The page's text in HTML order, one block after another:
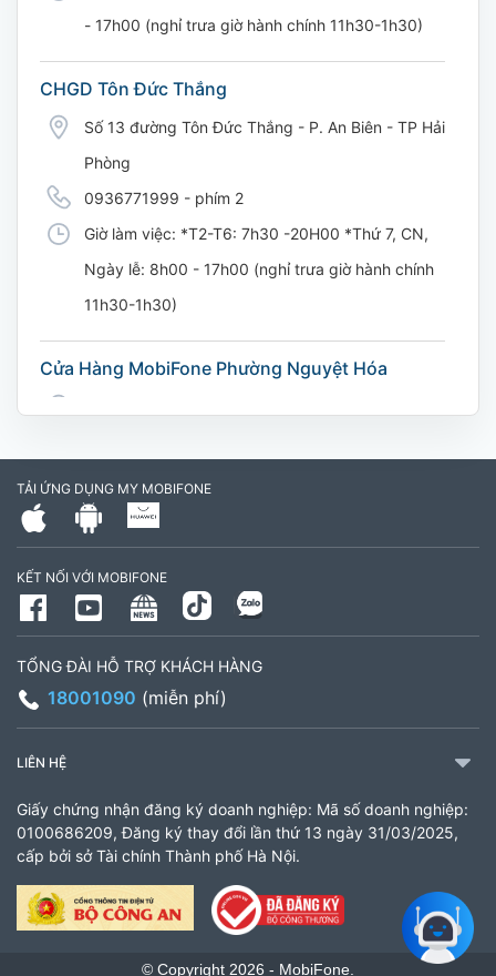
- 17h00 (nghỉ trưa giờ hành chính 11h30-1h30)
CHGD Tôn Đức Thắng
Số 13 đường Tôn Đức Thắng - P. An Biên - TP Hải
Phòng
0936771999 - phím 2
Giờ làm việc: *T2-T6: 7h30 -20H00 *Thứ 7, CN,
Ngày lễ: 8h00 - 17h00 (nghỉ trưa giờ hành chính
11h30-1h30)
Cửa Hàng MobiFone Phường Nguyệt Hóa
795497999
Giờ làm việc: Thứ 2 đến Thứ 6: Sáng 07:30 -
11:00 Chiều 13:30 đến 17:30 Thứ 7: Sáng 08:00
- 11:30 chiều 13:00 đến 17:00
CH 21B Ba La (CH 16 Ba La)
903460846
Giờ làm việc: 8:00 - 18:00
CH 61 Minh Khai
61 Minh Khai, Phường Bạch Mai, TP Hà Nội
TẢI ỨNG DỤNG MY MOBIFONE
KẾT NỐI VỚI MOBIFONE
TỔNG ĐÀI HỖ TRỢ KHÁCH HÀNG
18001090 (miễn phí)
LIÊN HỆ
Giấy chứng nhận đăng ký doanh nghiệp: Mã số doanh nghiệp:
0100686209, Đăng ký thay đổi lần thứ 13 ngày 31/03/2025,
cấp bởi sở Tài chính Thành phố Hà Nội.
© Copyright 2026 - MobiFone.